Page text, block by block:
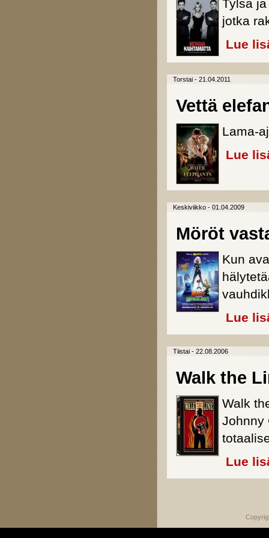
Tylsä
jotka
Lue
Torstai - 21.04.2011
Vettä
Lama-
Lue
Keskiviikko - 01.04.2009
Möröt
Kun
Lue
Tiistai - 22.08.2006
Walk the
Walk
Johnny
Lue